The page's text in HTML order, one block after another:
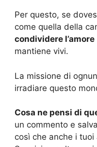
Per questo, se
come quella della
condividere l’amore
mantiene vivi.
La missione di
irradiare questo
Cosa ne pensi di
un commento e
così che anche i